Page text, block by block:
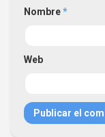
Nombre*
Web